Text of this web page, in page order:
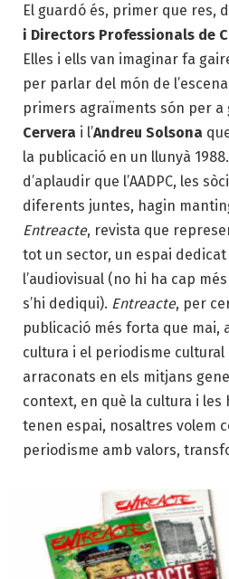
El guardó és, primer que res,
i Directors Professionals de
Elles i ells van imaginar fa
per parlar del món de l’escena
primers agraïments són per a
Cervera i l’Andreu Solsona
la publicació en un llunyà
d’aplaudir que l’AADPC, les
diferents juntes, hagin
Entreacte, revista que
tot un sector, un espai
l’audiovisual (no hi ha cap
s’hi dediqui). Entreacte, per
publicació més forta que mai,
cultura i el periodisme cultural
arraconats en els mitjans
context, en què la cultura i
tenen espai, nosaltres volem
periodisme amb valors,